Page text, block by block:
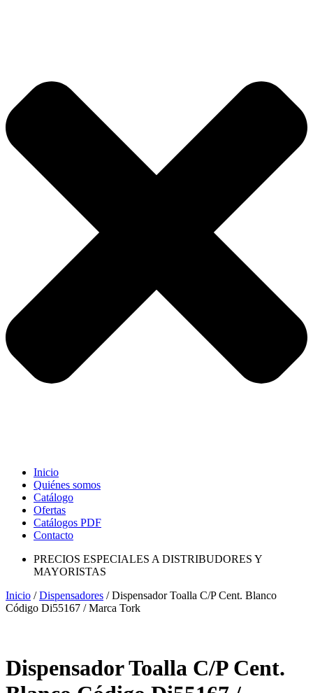
Inicio
Quiénes somos
Catálogo
Ofertas
Catálogos PDF
Contacto
PRECIOS ESPECIALES A DISTRIBUDORES Y
MAYORISTAS
Inicio /Dispensadores / Dispensador Toalla C/P Cent. Blanco
Código Di55167 / Marca Tork
Dispensador Toalla C/P Cent.